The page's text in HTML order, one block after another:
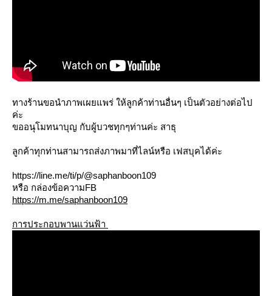
ทางร้านขอนำภาพเผยแพร่ ให้ลูกค้าท่านอื่นๆ เป็นตัวอย่างต่อไป
ค่ะ
ขออนุโมทนาบุญ กับผู้บวชทุกๆท่านค่ะ สาธุ
ลูกค้าทุกท่านสามารถส่งภาพมาที่ไลน์หรือ เฟสบุคได้ค่ะ
https://line.me/ti/p/@saphanboon109
หรือ กล่องข้อความFB
https://m.me/saphanboon109
การประกอบพานแว่นฟ้า